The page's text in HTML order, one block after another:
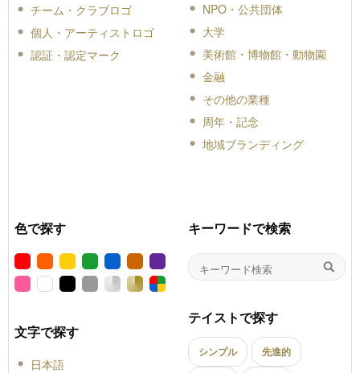
チーム・クラブロゴ
個人・アーティストロゴ
認証・認定マーク
NPO・公共団体
大学
美術館・博物館・動物園
金融
その他の業種
周年・記念
地域ブランディング
色で探す
文字で探す
日本語
キーワードで検索
テイストで探す
シンプル 先進的